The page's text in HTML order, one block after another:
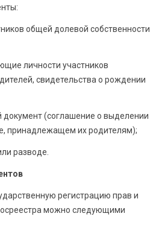
общей долевой собственности
личности участников
свидетельства о рождении
(соглашение о выделении
принадлежащем их родителям);
разводе.
регистрацию прав и
можно следующими